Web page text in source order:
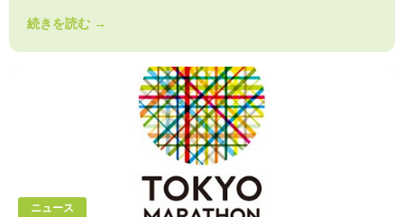
続きを読む →
ニュース